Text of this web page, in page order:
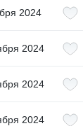
2024
2024
2024
2024